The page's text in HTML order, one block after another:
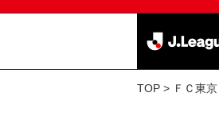
TOP ＦＣ東京